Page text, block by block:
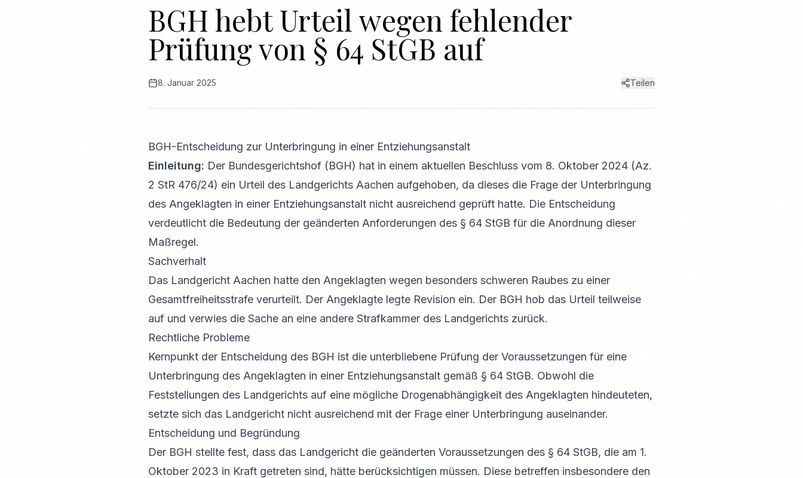
BGH hebt Urteil wegen fehlender
Prüfung von § 64 StGB auf
8. Januar 2025 Teilen
BGH-Entscheidung zur Unterbringung in einer Entziehungsanstalt
Einleitung: Der Bundesgerichtshof (BGH) hat in einem aktuellen Beschluss vom 8. Oktober 2024 (Az.
2 StR 476/24) ein Urteil des Landgerichts Aachen aufgehoben, da dieses die Frage der Unterbringung
des Angeklagten in einer Entziehungsanstalt nicht ausreichend geprüft hatte. Die Entscheidung
verdeutlicht die Bedeutung der geänderten Anforderungen des § 64 StGB für die Anordnung dieser
Maßregel.
Sachverhalt
Das Landgericht Aachen hatte den Angeklagten wegen besonders schweren Raubes zu einer
Gesamtfreiheitsstrafe verurteilt. Der Angeklagte legte Revision ein. Der BGH hob das Urteil teilweise
auf und verwies die Sache an eine andere Strafkammer des Landgerichts zurück.
Rechtliche Probleme
Kernpunkt der Entscheidung des BGH ist die unterbliebene Prüfung der Voraussetzungen für eine
Unterbringung des Angeklagten in einer Entziehungsanstalt gemäß § 64 StGB. Obwohl die
Feststellungen des Landgerichts auf eine mögliche Drogenabhängigkeit des Angeklagten hindeuteten,
setzte sich das Landgericht nicht ausreichend mit der Frage einer Unterbringung auseinander.
Entscheidung und Begründung
Der BGH stellte fest, dass das Landgericht die geänderten Voraussetzungen des § 64 StGB, die am 1.
Oktober 2023 in Kraft getreten sind, hätte berücksichtigen müssen. Diese betreffen insbesondere den